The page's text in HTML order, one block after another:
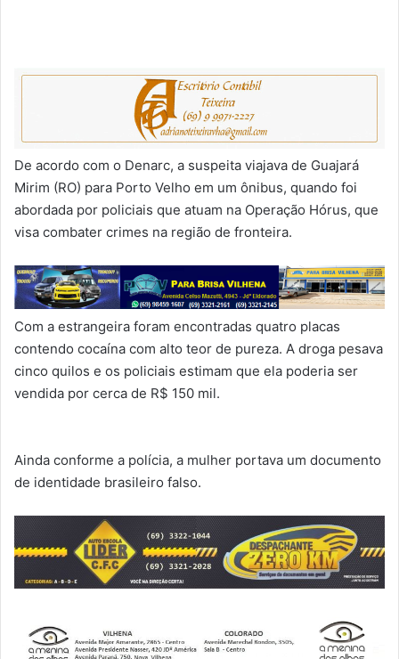
De acordo com o Denarc, a suspeita viajava de Guajará
Mirim (RO) para Porto Velho em um ônibus, quando foi
abordada por policiais que atuam na Operação Hórus, que
visa combater crimes na região de fronteira.
Com a estrangeira foram encontradas quatro placas
contendo cocaína com alto teor de pureza. A droga pesava
cinco quilos e os policiais estimam que ela poderia ser
vendida por cerca de R$ 150 mil.
Ainda conforme a polícia, a mulher portava um documento
de identidade brasileiro falso.